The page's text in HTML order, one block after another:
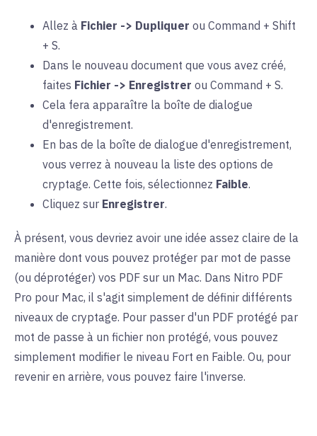
Allez à Fichier -> Dupliquer ou Command + Shift
+ S.
Dans le nouveau document que vous avez créé,
faites Fichier -> Enregistrer ou Command + S.
Cela fera apparaître la boîte de dialogue
d'enregistrement.
En bas de la boîte de dialogue d'enregistrement,
vous verrez à nouveau la liste des options de
cryptage. Cette fois, sélectionnez Faible.
Cliquez sur Enregistrer.
À présent, vous devriez avoir une idée assez claire de la
manière dont vous pouvez protéger par mot de passe
(ou déprotéger) vos PDF sur un Mac. Dans Nitro PDF
Pro pour Mac, il s'agit simplement de définir différents
niveaux de cryptage. Pour passer d'un PDF protégé par
mot de passe à un fichier non protégé, vous pouvez
simplement modifier le niveau Fort en Faible. Ou, pour
revenir en arrière, vous pouvez faire l'inverse.